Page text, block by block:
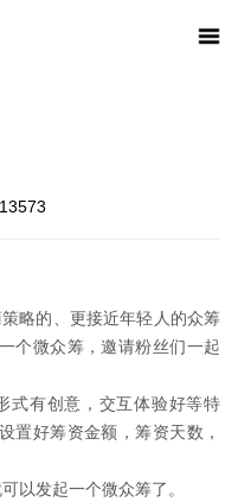
13573
略的、更接近年轻人的众筹
个微众筹，邀请粉丝们一起
式有创意，交互体验好等特
置好筹资金额，筹资天数，
以发起一个微众筹了。